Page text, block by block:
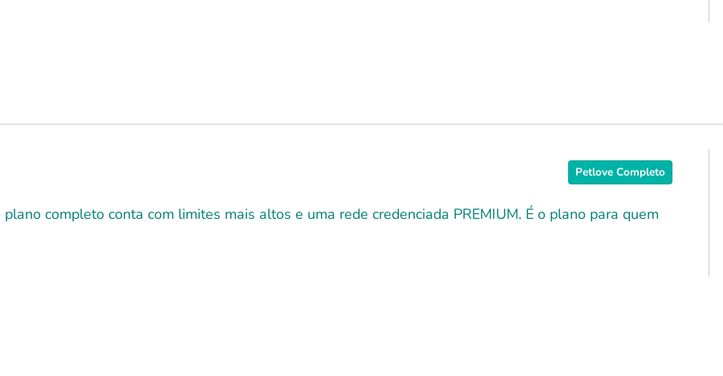
Petlove Completo
completo conta com limites mais altos e uma rede credenciada PREMIUM. É o plano para quem